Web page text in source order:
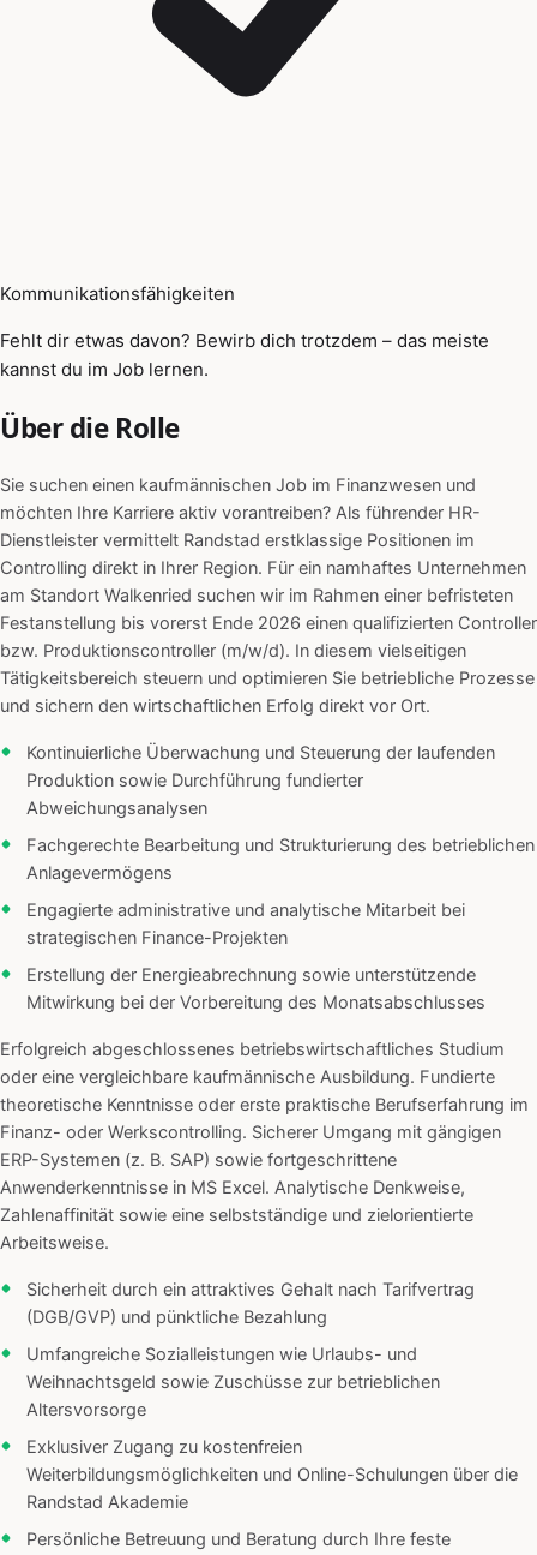
Kommunikationsfähigkeiten
Fehlt dir etwas davon? Bewirb dich trotzdem – das meiste
kannst du im Job lernen.
Über die Rolle
Sie suchen einen kaufmännischen Job im Finanzwesen und
möchten Ihre Karriere aktiv vorantreiben? Als führender HR-
Dienstleister vermittelt Randstad erstklassige Positionen im
Controlling direkt in Ihrer Region. Für ein namhaftes Unternehmen
am Standort Walkenried suchen wir im Rahmen einer befristeten
Festanstellung bis vorerst Ende 2026 einen qualifizierten Controller
bzw. Produktionscontroller (m/w/d). In diesem vielseitigen
Tätigkeitsbereich steuern und optimieren Sie betriebliche Prozesse
und sichern den wirtschaftlichen Erfolg direkt vor Ort.
Kontinuierliche Überwachung und Steuerung der laufenden
Produktion sowie Durchführung fundierter
Abweichungsanalysen
Fachgerechte Bearbeitung und Strukturierung des betrieblichen
Anlagevermögens
Engagierte administrative und analytische Mitarbeit bei
strategischen Finance-Projekten
Erstellung der Energieabrechnung sowie unterstützende
Mitwirkung bei der Vorbereitung des Monatsabschlusses
Erfolgreich abgeschlossenes betriebswirtschaftliches Studium
oder eine vergleichbare kaufmännische Ausbildung. Fundierte
theoretische Kenntnisse oder erste praktische Berufserfahrung im
Finanz- oder Werkscontrolling. Sicherer Umgang mit gängigen
ERP-Systemen (z. B. SAP) sowie fortgeschrittene
Anwenderkenntnisse in MS Excel. Analytische Denkweise,
Zahlenaffinität sowie eine selbstständige und zielorientierte
Arbeitsweise.
Sicherheit durch ein attraktives Gehalt nach Tarifvertrag
(DGB/GVP) und pünktliche Bezahlung
Umfangreiche Sozialleistungen wie Urlaubs- und
Weihnachtsgeld sowie Zuschüsse zur betrieblichen
Altersvorsorge
Exklusiver Zugang zu kostenfreien
Weiterbildungsmöglichkeiten und Online-Schulungen über die
Randstad Akademie
Persönliche Betreuung und Beratung durch Ihre feste